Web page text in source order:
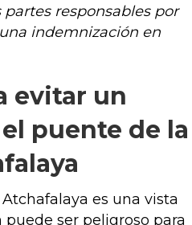
responsables por
indemnización en
evitar un
puente de la
es una vista
ser peligroso para